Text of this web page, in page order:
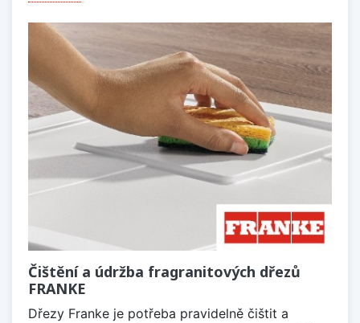
Čištění a údržba fragranitových dřezů
FRANKE
Dřezy Franke je potřeba pravidelně čištit a